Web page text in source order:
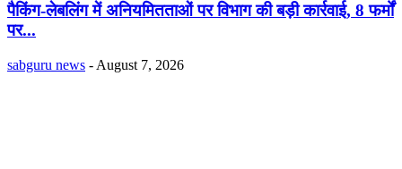
पैकिंग-लेबलिंग में अनियमितताओं पर विभाग की बड़ी कार्रवाई, 8 फर्मों
पर...
sabguru news - August 7, 2026